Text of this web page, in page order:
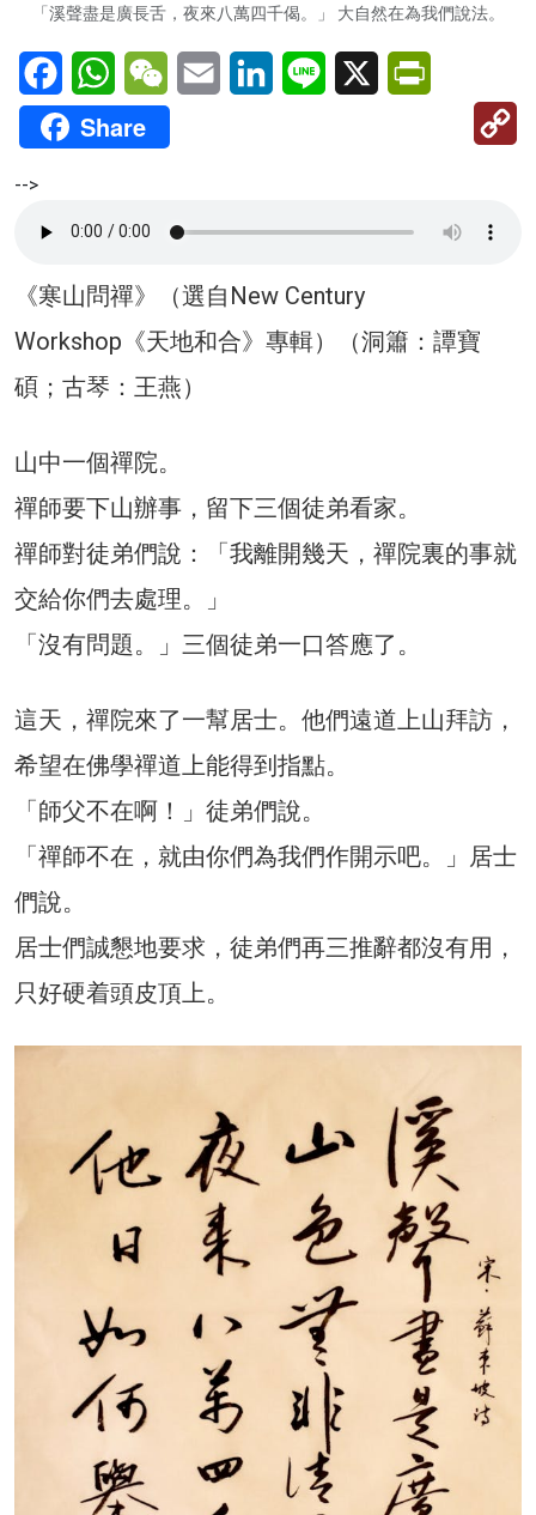
「溪聲盡是廣長舌，夜來八萬四千偈。」 大自然在為我們說法。
FacebookWhatsAppWeChatEmail LinkedInLine X
Share
-->
《寒山問禪》（選自New Century
Workshop《天地和合》專輯）（洞簫：譚寶
碩；古琴：王燕）
山中一個禪院。
禪師要下山辦事，留下三個徒弟看家。
禪師對徒弟們說：「我離開幾天，禪院裏的事就
交給你們去處理。」
「沒有問題。」三個徒弟一口答應了。
這天，禪院來了一幫居士。他們遠道上山拜訪，
希望在佛學禪道上能得到指點。
「師父不在啊！」徒弟們說。
「禪師不在，就由你們為我們作開示吧。」居士
們說。
居士們誠懇地要求，徒弟們再三推辭都沒有用，
只好硬着頭皮頂上。